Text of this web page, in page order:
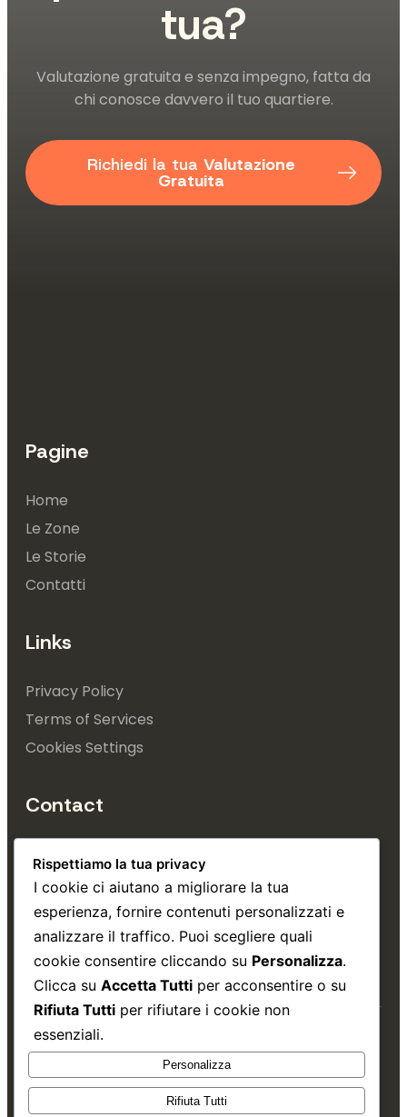
tua?
Valutazione gratuita e senza impegno, fatta da
chi conosce davvero il tuo quartiere.
Richiedi la tua Valutazione
Gratuita
Pagine
Home
Le Zone
Le Storie
Contatti
Links
Privacy Policy
Terms of Services
Cookies Settings
Contact
+39 353 4993 740
info@tuttatrieste.it
Via Gatteri, 30, Trieste
Copyright © 2026.
Rispettiamo la tua privacy
I cookie ci aiutano a migliorare la tua
esperienza, fornire contenuti personalizzati e
analizzare il traffico. Puoi scegliere quali
cookie consentire cliccando su Personalizza.
Clicca su Accetta Tutti per acconsentire o su
Rifiuta Tutti per rifiutare i cookie non
essenziali.
Personalizza
Rifiuta Tutti